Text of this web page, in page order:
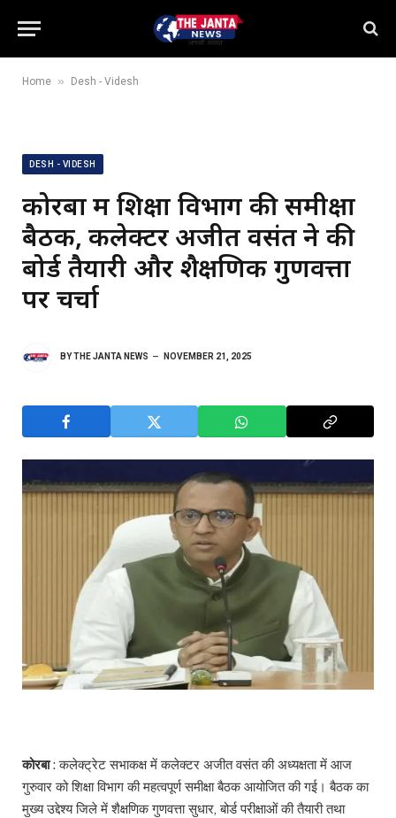
Home » Desh - Videsh
DESH - VIDESH
कोरबा में शिक्षा विभाग की समीक्षा
बैठक, कलेक्टर अजीत वसंत ने की
बोर्ड तैयारी और शैक्षणिक गुणवत्ता
पर चर्चा
BYTHE JANTA NEWS NOVEMBER 21, 2025
कोरबा: कलेक्ट्रेट सभाकक्ष में कलेक्टर अजीत वसंत की अध्यक्षता में आज
गुरुवार को शिक्षा विभाग की महत्वपूर्ण समीक्षा बैठक आयोजित की गई। बैठक का
मुख्य उद्देश्य जिले में शैक्षणिक गुणवत्ता सुधार, बोर्ड परीक्षाओं की तैयारी तथा